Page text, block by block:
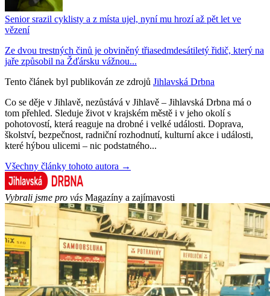
Senior srazil cyklisty a z místa ujel, nyní mu hrozí až pět let ve
vězení
Ze dvou trestných činů je obviněný třiasedmdesátiletý řidič, který na
jaře způsobil na Žďársku vážnou...
Tento článek byl publikován ze zdrojů Jihlavská Drbna
Co se děje v Jihlavě, nezůstává v Jihlavě – Jihlavská Drbna má o
tom přehled. Sleduje život v krajském městě i v jeho okolí s
pohotovostí, která reaguje na drobné i velké události. Doprava,
školství, bezpečnost, radniční rozhodnutí, kulturní akce i události,
které hýbou ulicemi – nic podstatného...
Všechny články tohoto autora →
Vybrali jsme pro vás Magazíny a zajímavosti